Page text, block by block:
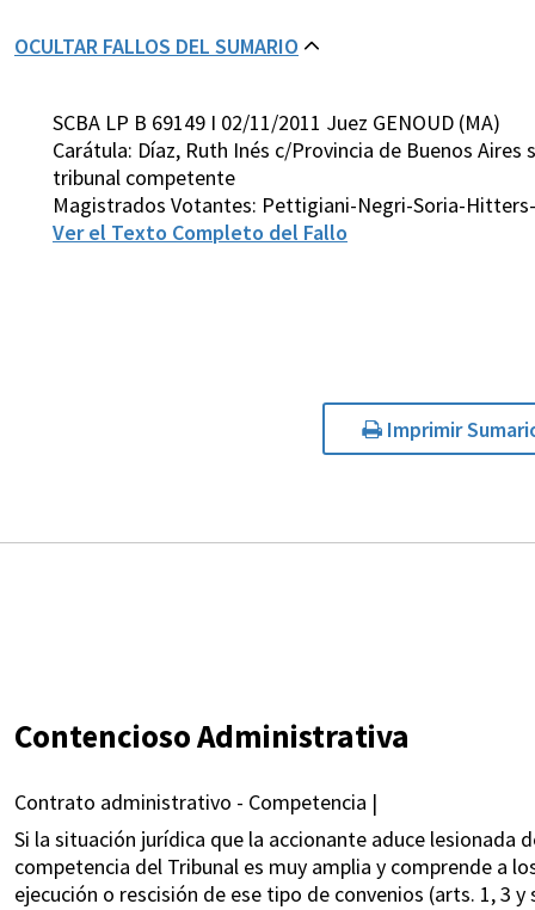
OCULTAR FALLOS DEL SUMARIO
SCBA LP B 69149 I 02/11/2011 Juez GENOUD (MA)
Carátula: Díaz, Ruth Inés c/Provincia de Buenos
tribunal competente
Magistrados Votantes: Pettigiani-Negri-Soria-
Ver el Texto Completo del Fallo
Imprimir
Contencioso Administrativa
Contrato administrativo - Competencia |
Si la situación jurídica que la accionante aduce lesionada
competencia del Tribunal es muy amplia y comprende a
ejecución o rescisión de ese tipo de convenios (arts. 1, 3